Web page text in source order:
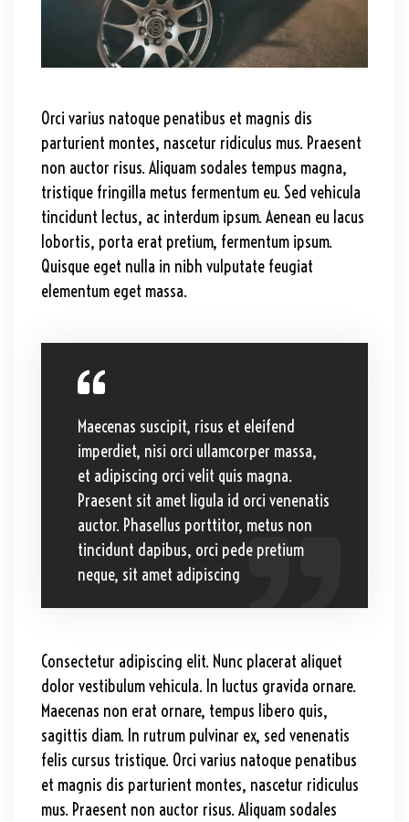
Orci varius natoque penatibus et magnis dis
parturient montes, nascetur ridiculus mus. Praesent
non auctor risus. Aliquam sodales tempus magna,
tristique fringilla metus fermentum eu. Sed vehicula
tincidunt lectus, ac interdum ipsum. Aenean eu lacus
lobortis, porta erat pretium, fermentum ipsum.
Quisque eget nulla in nibh vulputate feugiat
elementum eget massa.
Maecenas suscipit, risus et eleifend
imperdiet, nisi orci ullamcorper massa,
et adipiscing orci velit quis magna.
Praesent sit amet ligula id orci venenatis
auctor. Phasellus porttitor, metus non
tincidunt dapibus, orci pede pretium
neque, sit amet adipiscing
Consectetur adipiscing elit. Nunc placerat aliquet
dolor vestibulum vehicula. In luctus gravida ornare.
Maecenas non erat ornare, tempus libero quis,
sagittis diam. In rutrum pulvinar ex, sed venenatis
felis cursus tristique. Orci varius natoque penatibus
et magnis dis parturient montes, nascetur ridiculus
mus. Praesent non auctor risus. Aliquam sodales